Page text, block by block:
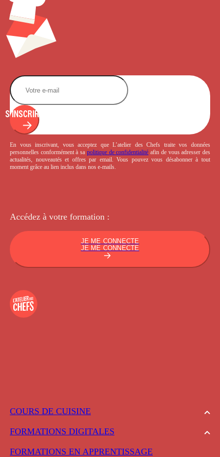
COURS DE CUISINE
FORMATIONS DIGITALES
FORMATIONS EN APPRENTISSAGE
S'INSCRIRE
En vous inscrivant, vous acceptez que L’atelier des Chefs traite vos données
personnelles conformément à sa politique de confidentialité afin de vous adresser des
actualités, nouveautés et offres par email. Vous pouvez vous désabonner à tout
moment grâce au lien inclus dans nos e-mails.
Accédez à votre formation :
JE ME CONNECTE
JE ME CONNECTE